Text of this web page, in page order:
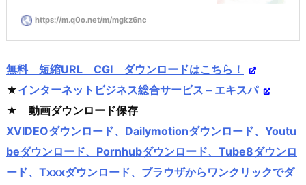
https://m.q0o.net/m/mgkz6nc
無料 短縮URL CGI ダウンロードはこちら！
★インターネットビジネス総合サービス – エキスパ
★ 動画ダウンロード保存
XVIDEOダウンロード、Dailymotionダウンロード、Youtu
beダウンロード、Pornhubダウンロード、Tube8ダウンロ
ード、Txxxダウンロード、ブラウザからワンクリックでダ